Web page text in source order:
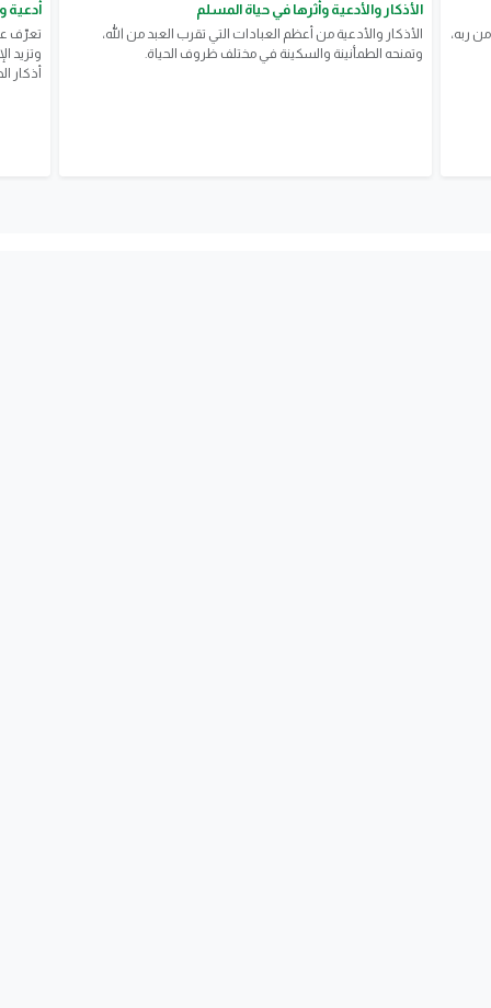
ربه،
الأذكار والأدعية وأثرها في حياة المسلم
الأذكار والأدعية من أعظم العبادات التي تقرب العبد من الله،
وتمنحه الطمأنينة والسكينة في مختلف ظروف الحياة.
أدعية
تعرّف
وتزيد
أذكار